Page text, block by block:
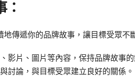
：
傳遞你的品牌故事，讓目標受眾不
影片、圖片等內容，保持品牌故事的
討論，與目標受眾建立良好的關係。